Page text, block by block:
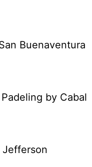
Buenaventura
Padeling by Cabal